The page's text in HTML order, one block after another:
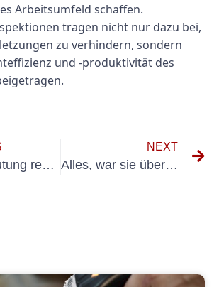
Arbeitsumfeld schaffen.
tragen nicht nur dazu bei,
zu verhindern, sondern
und -produktivität des
Die Bedeutung regelmäßiger Inspektionen für ortsfeste elektrische betriebmittel
NEXT
Alles, war sie über die Selbstständer Als Dguv 3 MÜSER WISSEN MÜSSEN